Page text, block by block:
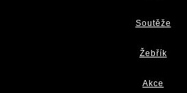
Soutěže
Žebřík
Akce